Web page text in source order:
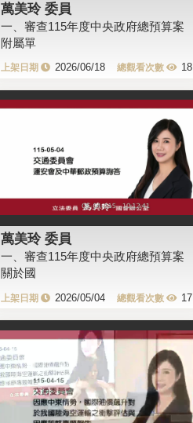
萬美玲 委員
一、審查115年度中央政府總預算案
附屬單
2026/06/18 18
萬美玲 委員
一、審查115年度中央政府總預算案
關於國
2026/05/04 17